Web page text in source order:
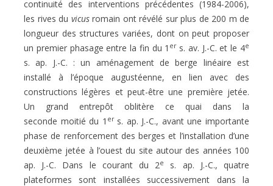
continuité des interventions précédentes (1984-2006),
les rives du vicus romain ont révélé sur plus de 200 m de
longueur des structures variées, dont on peut proposer
un premier phasage entre la fin du 1 ers. av. J.-C. et le 4e
s. ap. J.-C. : un aménagement deberge linéaire est
installé à l’époque augustéenne, en lien avec des
constructions légères et peut-être une première jetée.
Un grand entrepôt oblitère ce quai dans la
seconde moitié du 1 ers. ap. J.-C., avant une importante
phase de renforcement des berges et l’installation d’une
deuxième jetée à l’ouest du site autour des années 100
ap. J.-C. Dans le courant du 2e
s. ap. J.-C., quatre
plateformes sont installées successivement dans la